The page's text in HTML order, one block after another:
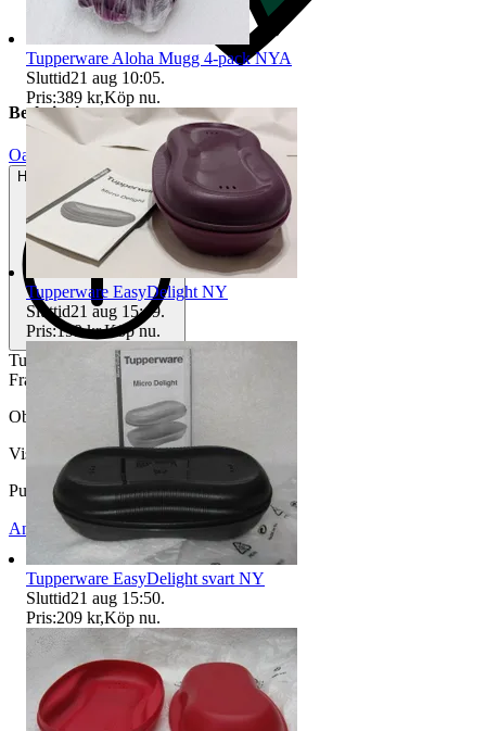
Beskrivning
Oanvänt
Helt ny och aldrig använd
Tupperware 2 st 450ml och 2 st 1,1 liter
Framtagen för fotografering.
Objektnr
738 578 796
Visningar 108
Publicerad 30 jun 23:10
Anmäl Sälj liknande
Tupperware Aloha Mugg 4-pack NYA
Sluttid21 aug 10:05.
Pris:389 kr,Köp nu.
Tupperware EasyDelight NY
Sluttid21 aug 15:49.
Pris:199 kr,Köp nu.
Tupperware EasyDelight svart NY
Sluttid21 aug 15:50.
Pris:209 kr,Köp nu.